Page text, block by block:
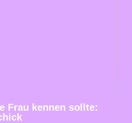
Frau kennen sollte: